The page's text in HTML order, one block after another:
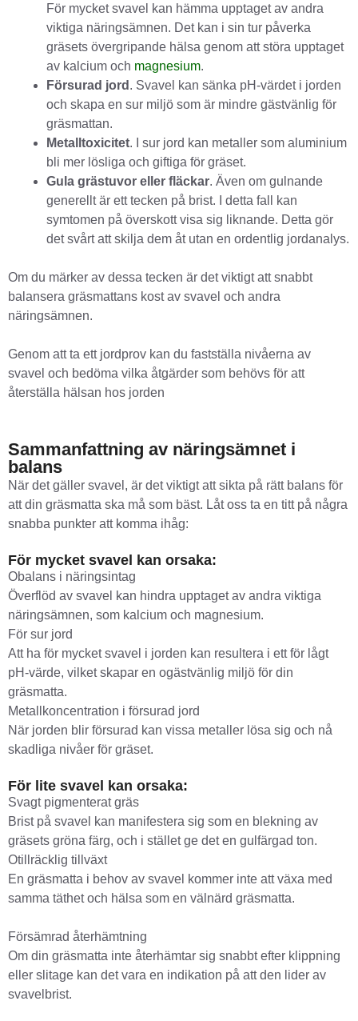
För mycket svavel kan hämma upptaget av andra
viktiga näringsämnen. Det kan i sin tur påverka
gräsets övergripande hälsa genom att störa upptaget
av kalcium och magnesium.
Försurad jord . Svavel kan sänka pH-värdet i jorden
och skapa en sur miljö som är mindre gästvänlig för
gräsmattan.
Metalltoxicitet. I sur jord kan metaller som aluminium
bli mer lösliga och giftiga för gräset.
Gula grästuvor eller fläckar. Även om gulnande
generellt är ett tecken på brist. I detta fall kan
symtomen på överskott visa sig liknande. Detta gör
det svårt att skilja dem åt utan en ordentlig jordanalys.
Om du märker av dessa tecken är det viktigt att snabbt
balansera gräsmattans kost av svavel och andra
näringsämnen.
Genom att ta ett jordprov kan du fastställa nivåerna av
svavel och bedöma vilka åtgärder som behövs för att
återställa hälsan hos jorden
Sammanfattning av näringsämnet i
balans
När det gäller svavel, är det viktigt att sikta på rätt balans för
att din gräsmatta ska må som bäst. Låt oss ta en titt på några
snabba punkter att komma ihåg:
För mycket svavel kan orsaka:
Obalans i näringsintag
Överflöd av svavel kan hindra upptaget av andra viktiga
näringsämnen, som kalcium och magnesium.
För sur jord
Att ha för mycket svavel i jorden kan resultera i ett för lågt
pH-värde, vilket skapar en ogästvänlig miljö för din
gräsmatta.
Metallkoncentration i försurad jord
När jorden blir försurad kan vissa metaller lösa sig och nå
skadliga nivåer för gräset.
För lite svavel kan orsaka:
Svagt pigmenterat gräs
Brist på svavel kan manifestera sig som en blekning av
gräsets gröna färg, och i stället ge det en gulfärgad ton.
Otillräcklig tillväxt
En gräsmatta i behov av svavel kommer inte att växa med
samma täthet och hälsa som en välnärd gräsmatta.
Försämrad återhämtning
Om din gräsmatta inte återhämtar sig snabbt efter klippning
eller slitage kan det vara en indikation på att den lider av
svavelbrist.